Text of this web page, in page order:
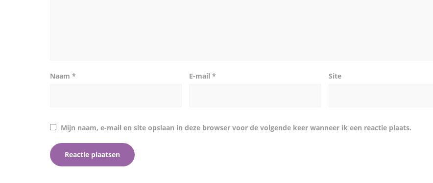
Naam * E-mail* Site
Mijn naam, e-mail en site opslaan in deze browser voor de volgende keer wanneer ik een reactie plaats.